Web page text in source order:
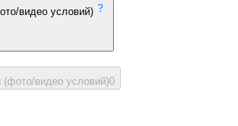
видео условий)
видео условий)0